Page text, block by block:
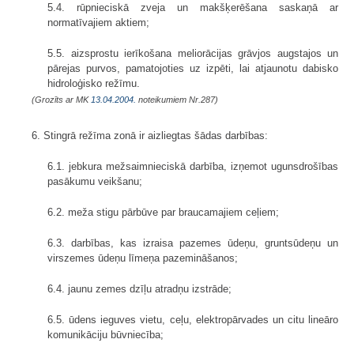
5.4. rūpnieciskā zveja un makšķerēšana saskaņā ar
normatīvajiem aktiem;
5.5. aizsprostu ierīkošana meliorācijas grāvjos augstajos un
pārejas purvos, pamatojoties uz izpēti, lai atjaunotu dabisko
hidroloģisko režīmu.
(Grozīts ar MK 13.04.2004. noteikumiem Nr.287)
6. Stingrā režīma zonā ir aizliegtas šādas darbības:
6.1. jebkura mežsaimnieciskā darbība, izņemot ugunsdrošības
pasākumu veikšanu;
6.2. meža stigu pārbūve par braucamajiem ceļiem;
6.3. darbības, kas izraisa pazemes ūdeņu, gruntsūdeņu un
virszemes ūdeņu līmeņa pazemināšanos;
6.4. jaunu zemes dzīļu atradņu izstrāde;
6.5. ūdens ieguves vietu, ceļu, elektropārvades un citu lineāro
komunikāciju būvniecība;